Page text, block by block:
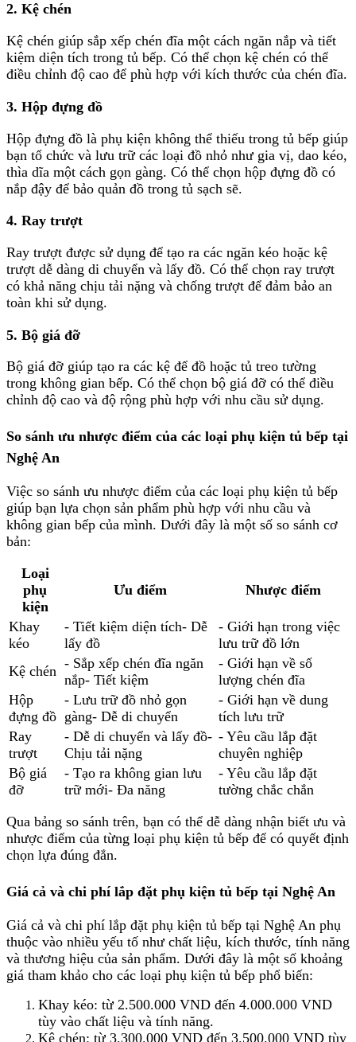
2. Kệ chén
Kệ chén giúp sắp xếp chén đĩa một cách ngăn nắp và tiết
kiệm diện tích trong tủ bếp. Có thể chọn kệ chén có thể
điều chỉnh độ cao để phù hợp với kích thước của chén đĩa.
3. Hộp đựng đồ
Hộp đựng đồ là phụ kiện không thể thiếu trong tủ bếp giúp
bạn tổ chức và lưu trữ các loại đồ nhỏ như gia vị, dao kéo,
thìa dĩa một cách gọn gàng. Có thể chọn hộp đựng đồ có
nắp đậy để bảo quản đồ trong tủ sạch sẽ.
4. Ray trượt
Ray trượt được sử dụng để tạo ra các ngăn kéo hoặc kệ
trượt dễ dàng di chuyển và lấy đồ. Có thể chọn ray trượt
có khả năng chịu tải nặng và chống trượt để đảm bảo an
toàn khi sử dụng.
5. Bộ giá đỡ
Bộ giá đỡ giúp tạo ra các kệ để đồ hoặc tủ treo tường
trong không gian bếp. Có thể chọn bộ giá đỡ có thể điều
chỉnh độ cao và độ rộng phù hợp với nhu cầu sử dụng.
So sánh ưu nhược điểm của các loại phụ kiện tủ bếp tại
Nghệ An
Việc so sánh ưu nhược điểm của các loại phụ kiện tủ bếp
giúp bạn lựa chọn sản phẩm phù hợp với nhu cầu và
không gian bếp của mình. Dưới đây là một số so sánh cơ
bản:
Loại
phụ
kiện
Ưu điểm Nhược điểm
Khay
kéo
- Tiết kiệm diện tích- Dễ
lấy đồ
- Giới hạn trong việc
lưu trữ đồ lớn
Kệ chén - Sắp xếp chén đĩa ngăn
nắp- Tiết kiệm
- Giới hạn về số
lượng chén đĩa
Hộp
đựng đồ
- Lưu trữ đồ nhỏ gọn
gàng- Dễ di chuyển
- Giới hạn về dung
tích lưu trữ
Ray
trượt
- Dễ di chuyển và lấy đồ-
Chịu tải nặng
- Yêu cầu lắp đặt
chuyên nghiệp
Bộ giá
đỡ
- Tạo ra không gian lưu
trữ mới- Đa năng
- Yêu cầu lắp đặt
tường chắc chắn
Qua bảng so sánh trên, bạn có thể dễ dàng nhận biết ưu và
nhược điểm của từng loại phụ kiện tủ bếp để có quyết định
chọn lựa đúng đắn.
Giá cả và chi phí lắp đặt phụ kiện tủ bếp tại Nghệ An
Giá cả và chi phí lắp đặt phụ kiện tủ bếp tại Nghệ An phụ
thuộc vào nhiều yếu tố như chất liệu, kích thước, tính năng
và thương hiệu của sản phẩm. Dưới đây là một số khoảng
giá tham khảo cho các loại phụ kiện tủ bếp phổ biến:
Khay kéo: từ 2.500.000 VND đến 4.000.000 VND
tùy vào chất liệu và tính năng.
Kệ chén: từ 3.300.000 VND đến 3.500.000 VND tùy